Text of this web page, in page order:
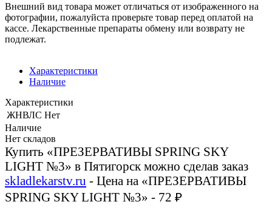
Внешний вид товара может отличаться от изображенного на
фотографии, пожалуйста проверьте товар перед оплатой на
кассе. Лекарственные препараты обмену или возврату не
подлежат.
Характеристики
Наличие
Характеристики
ЖНВЛС Нет
Наличие
Нет складов
Купить «ПРЕЗЕРВАТИВЫ SPRING SKY
LIGHT №3» в Пятигорск можно сделав заказ
skladlekarstv.ru - Цена на «ПРЕЗЕРВАТИВЫ
SPRING SKY LIGHT №3» - 72 ₽